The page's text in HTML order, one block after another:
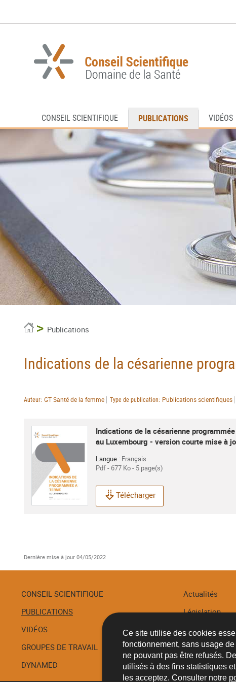
Ce site utilise des cookies
fonctionnement, sans usage
ne pouvant pas être refusés.
utilisés à des fins statistiques
les acceptez. Consulter notre
la
contenu
CONSEIL SCIENTIFIQUE PUBLICATIONS VIDÉOS
AccueilPublications
Indications de la césarienne
Auteur GT Santé de la femme Type de publication Publications scientifiques
Indications de la césarienne
au Luxembourg - version courte mise à
Langue : Français
Pdf - 677 Ko - 5 page(s)
Télécharger
Dernière mise à jour 04/05/2022
Menu
de
navigation
CONSEIL SCIENTIFIQUE
PUBLICATIONS
VIDÉOS
GROUPES DE TRAVAIL
DYNAMED
Actualités
Législation
Procédures